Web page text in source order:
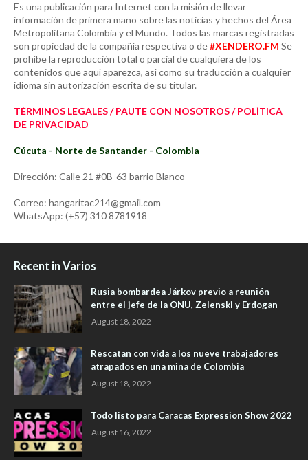
Es una publicación para Internet con la misión de llevar
información de primera mano sobre las noticias y hechos del Área
Metropolitana Colombia y el Mundo. Todos las marcas registradas
son propiedad de la compañía respectiva o de#XENDERO.FM Se
prohíbe la reproducción total o parcial de cualquiera de los
contenidos que aquí aparezca, así como su traducción a cualquier
idioma sin autorización escrita de su titular.
TÉRMINOS LEGALES / PAUTE CON NOSOTROS / POLÍTICA
DE PRIVACIDAD
Cúcuta - Norte de Santander - Colombia
Dirección: Calle 21 #0B-63 barrio Blanco
Correo: hangaritac214@gmail.com
WhatsApp: (+57) 310 8781918
Recent in Varios
Rusia bombardea Járkov previo a reunión
entre el jefe de la ONU, Zelenski y Erdogan
August 18, 2022
Rescatan con vida a los nueve trabajadores
atrapados en una mina de Colombia
August 18, 2022
Todo listo para Caracas Expression Show 2022
August 16, 2022